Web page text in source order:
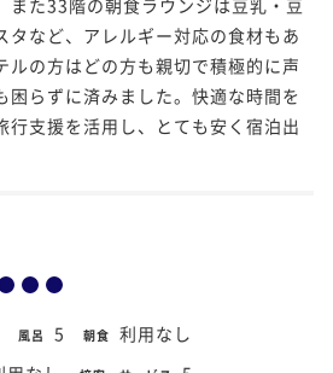
タなど、アレルギー対応の食材もあ
ルの方はどの方も親切で積極的に声
困らずに済みました。快適な時間を
行支援を活用し、とても安く宿泊出
風呂 5 朝食 利用なし